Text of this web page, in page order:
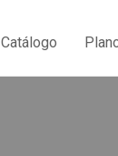
Catálogo